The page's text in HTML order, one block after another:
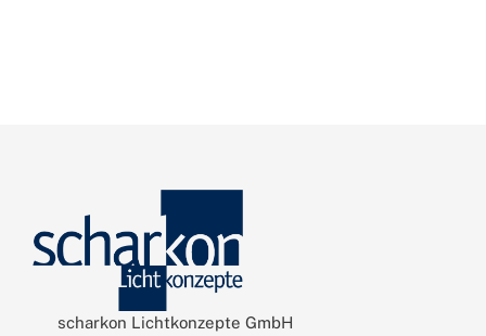
scharkon Lichtkonzepte GmbH